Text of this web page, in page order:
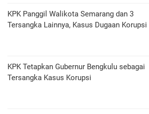
KPK Panggil Walikota Semarang dan 3
Tersangka Lainnya, Kasus Dugaan Korupsi
KPK Tetapkan Gubernur Bengkulu sebagai
Tersangka Kasus Korupsi